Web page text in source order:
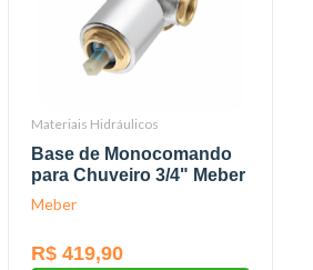
Materiais Hidráulicos
Base de Monocomando
para Chuveiro 3/4" Meber
Meber
R$ 419,90